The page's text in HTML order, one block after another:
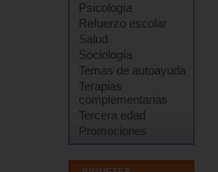
Psicología
Refuerzo escolar
Salud
Sociología
Temas de autoayuda
Terapias
complementarias
Tercera edad
Promociones